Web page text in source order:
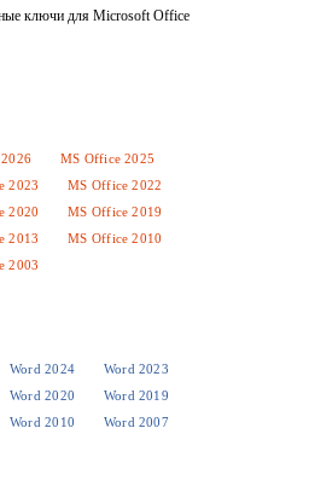
ключи для Microsoft Office
MS Office 2025
2023
MS Office 2022
2020
MS Office 2019
2013
MS Office 2010
2003
Word 2024
Word 2023
Word 2020
Word 2019
Word 2010
Word 2007